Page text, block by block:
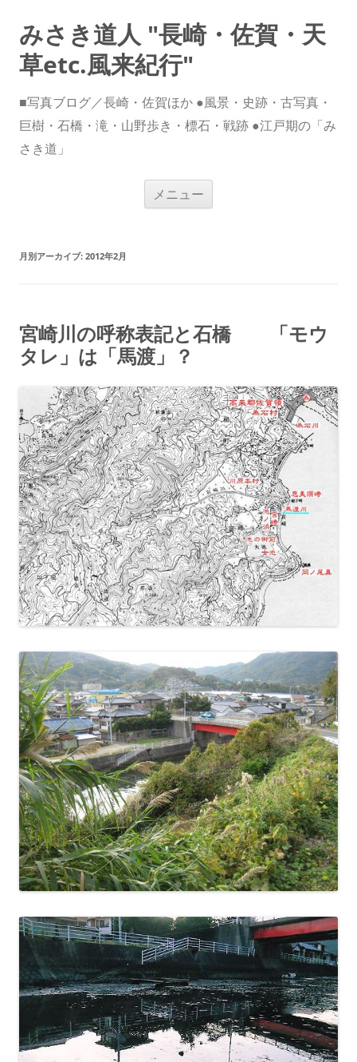
みさき道人 "長崎・佐賀・天
草etc.風来紀行"
■写真ブログ／長崎・佐賀ほか ●風景・史跡・古写真・
巨樹・石橋・滝・山野歩き・標石・戦跡 ●江戸期の「み
さき道」
メニュー
月別アーカイブ: 2012年2月
宮崎川の呼称表記と石橋 「モウ
タレ」は「馬渡」？